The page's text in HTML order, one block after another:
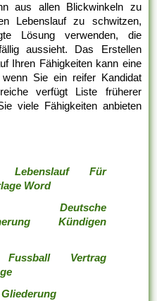
aus allen Blickwinkeln zu
Lebenslauf zu schwitzen,
Lösung verwenden, die
aussieht. Das Erstellen
Ihren Fähigkeiten kann eine
Sie ein reifer Kandidat
verfügt Liste früherer
viele Fähigkeiten anbieten
Lebenslauf Für
Word
Deutsche
Kündigen
Fussball Vertrag